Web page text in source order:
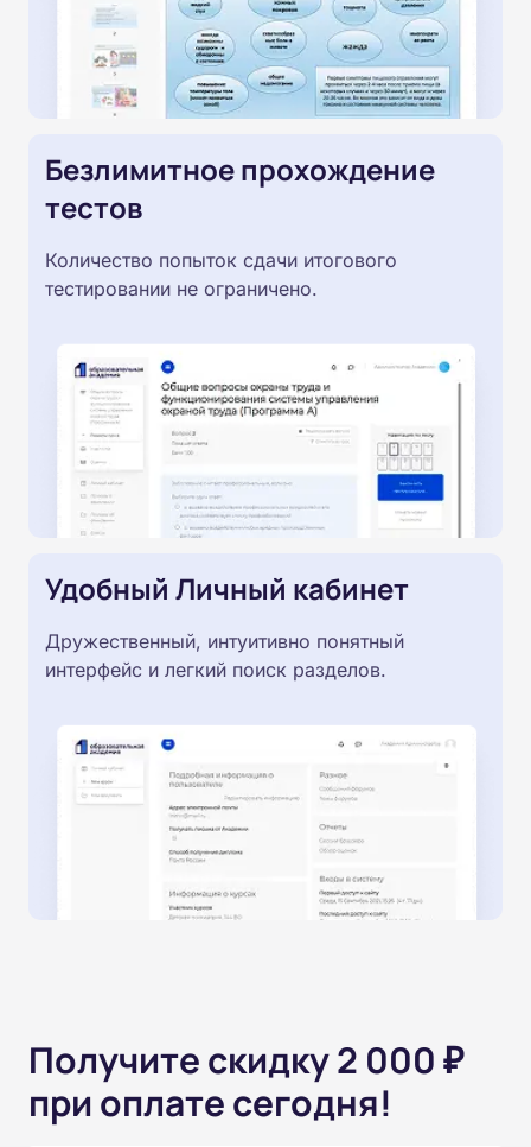
Безлимитное прохождение
тестов
Количество попыток сдачи итогового
тестировании не ограничено.
Удобный Личный кабинет
Дружественный, интуитивно понятный
интерфейс и легкий поиск разделов.
Получите скидку 2 000 ₽
при оплате сегодня!